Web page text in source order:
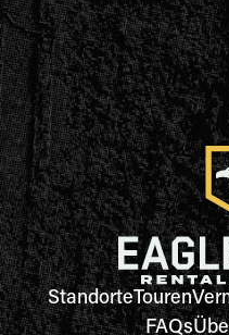
StandorteTouren
FAQs